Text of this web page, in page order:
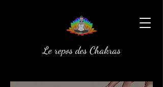
Le repos des Chakras